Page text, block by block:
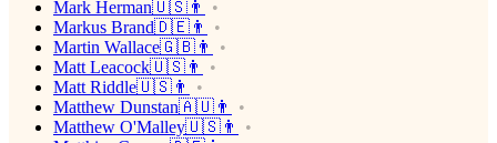
Mark Herman🇺🇸👨
Markus Brand🇩🇪👨
Martin Wallace🇬🇧👨
Matt Leacock🇺🇸👨
Matt Riddle🇺🇸👨
Matthew Dunstan🇦🇺👨
Matthew O'Malley🇺🇸👨